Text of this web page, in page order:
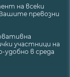
на всеки
превозни
участници на
удобно в среда